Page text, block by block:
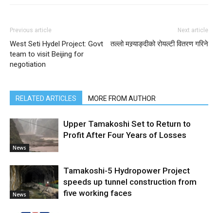
Previous article
West Seti Hydel Project: Govt
team to visit Beijing for
negotiation
Next article
तल्लो मस्र्याङ्दीको रोयल्टी वितरण गरिने
RELATED ARTICLES MORE FROM AUTHOR
News
Upper Tamakoshi Set to Return to
Profit After Four Years of Losses
News
Tamakoshi-5 Hydropower Project
speeds up tunnel construction from
five working faces